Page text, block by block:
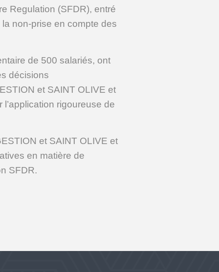
Regulation (SFDR), entré
non-prise en compte des
de 500 salariés, ont
décisions
et SAINT OLIVE et
rigoureuse de
et SAINT OLIVE et
en matière de
SFDR.